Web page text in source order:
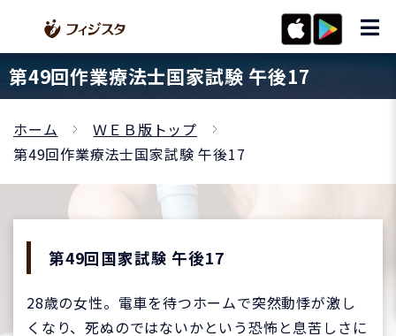
第49回作業療法士国家試験 午後17
ホーム
ＷＥＢ版トップ
第49回作業療法士国家試験 午後17
第49回国家試験 午後17
28歳の女性。電車を待つホームで突然動悸が激し
くなり、死ぬのではないかという恐怖と息苦しさに